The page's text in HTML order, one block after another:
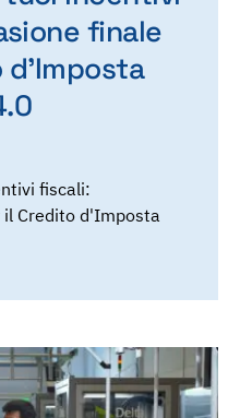
finale
fiscali:
Credito d'Imposta